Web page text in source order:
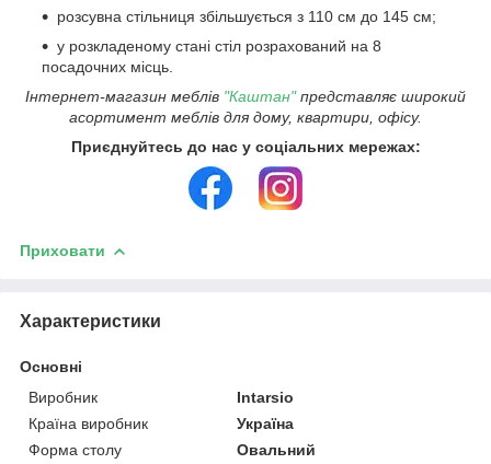
розсувна стільниця збільшується з 110 см до 145 см;
у розкладеному стані стіл розрахований на 8
посадочних місць.
Інтернет-магазин меблів "Каштан"представляє широкий
асортимент меблів для дому, квартири, офісу.
Приєднуйтесь до нас у соціальних мережах:
Приховати
Характеристики
Основні
Виробник
Intarsio
Країна виробник
Україна
Форма столу
Овальний